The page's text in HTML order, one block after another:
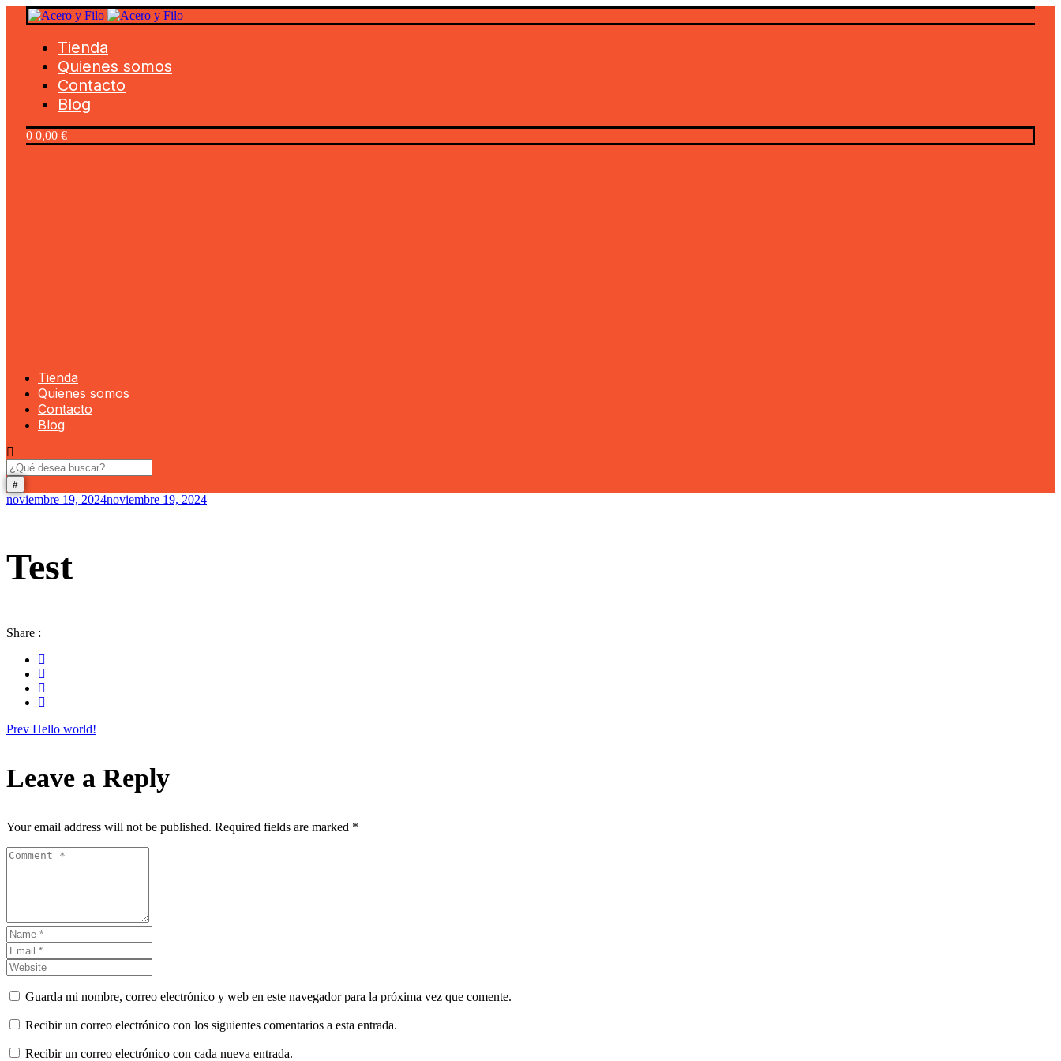
Tienda
Quienes somos
Contacto
Blog
0 0,00 €
Tienda
Quienes somos
Contacto
Blog
noviembre 19, 2024noviembre 19, 2024
Test
Share :
Prev Hello world!
Leave a Reply
Your email address will not be published. Required fields are marked *
Guarda mi nombre, correo electrónico y web en este navegador para la próxima vez que comente.
Recibir un correo electrónico con los siguientes comentarios a esta entrada.
Recibir un correo electrónico con cada nueva entrada.